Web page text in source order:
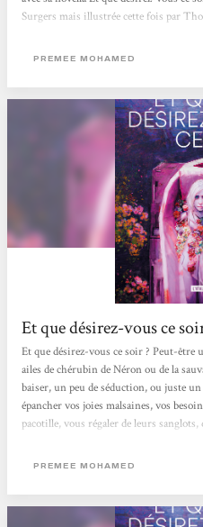
Surgers mais illustrée cette fois par
une Maison lors d’un jour de deuil
PREMEE MOHAMED
Et que désirez-vous ce
Et que désirez-vous ce soir ? Peut-être
ailes de chérubin de Néron ou de la
baiser, un peu de séduction, ou juste
épancher vos joies malsaines, vos
pacotille, vous régaler de leurs
garde. Prenez garde car dans ce lieu
PREMEE MOHAMED